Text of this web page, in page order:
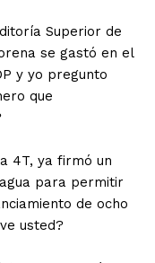
Superior de
se gastó en el
y yo pregunto
que
4T, ya firmó un
para permitir
de ocho
usted?